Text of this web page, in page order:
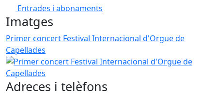
Entrades i abonaments
Imatges
Primer concert Festival Internacional d'Orgue de
Capellades
Adreces i telèfons